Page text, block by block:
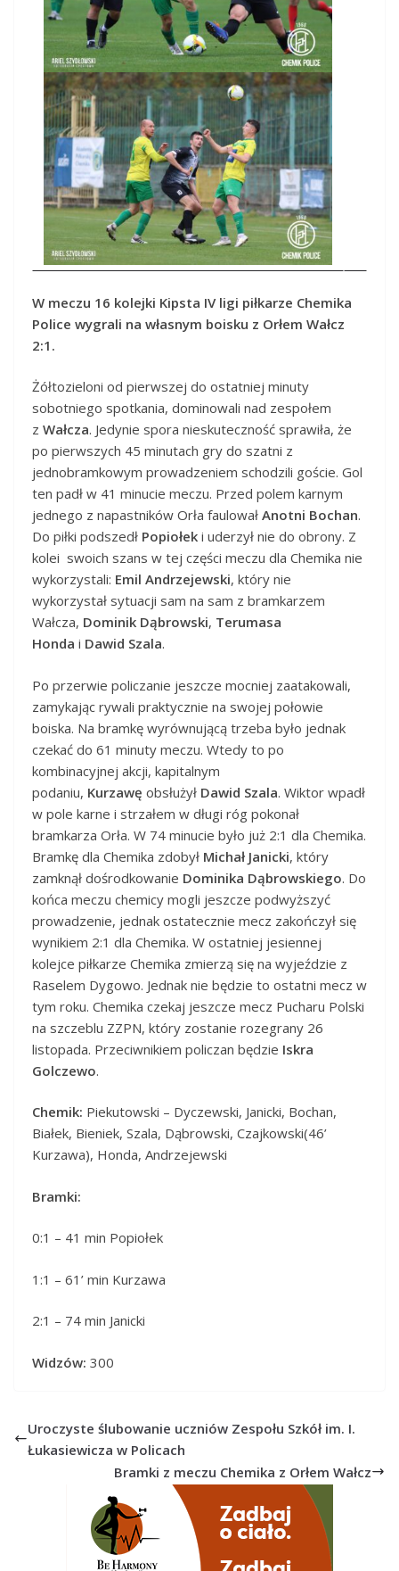
W meczu 16 kolejki Kipsta IV ligi piłkarze Chemika
Police wygrali na własnym boisku z Orłem Wałcz
2:1.
Żółtozieloni od pierwszej do ostatniej minuty
sobotniego spotkania, dominowali nad zespołem
z Wałcza. Jedynie spora nieskuteczność sprawiła, że
po pierwszych 45 minutach gry do szatni z
jednobramkowym prowadzeniem schodzili goście. Gol
ten padł w 41 minucie meczu. Przed polem karnym
jednego z napastników Orła faulował Anotni Bochan.
Do piłki podszedł Popiołek i uderzył nie do obrony. Z
kolei swoich szans w tej części meczu dla Chemika nie
wykorzystali: Emil Andrzejewski, który nie
wykorzystał sytuacji sam na sam z bramkarzem
Wałcza, Dominik Dąbrowski, Terumasa
Honda i Dawid Szala.
Po przerwie policzanie jeszcze mocniej zaatakowali,
zamykając rywali praktycznie na swojej połowie
boiska. Na bramkę wyrównującą trzeba było jednak
czekać do 61 minuty meczu. Wtedy to po
kombinacyjnej akcji, kapitalnym
podaniu, Kurzawę obsłużył Dawid Szala. Wiktor wpadł
w pole karne i strzałem w długi róg pokonał
bramkarza Orła. W 74 minucie było już 2:1 dla Chemika.
Bramkę dla Chemika zdobył Michał Janicki, który
zamknął dośrodkowanie Dominika Dąbrowskiego. Do
końca meczu chemicy mogli jeszcze podwyższyć
prowadzenie, jednak ostatecznie mecz zakończył się
wynikiem 2:1 dla Chemika. W ostatniej jesiennej
kolejce piłkarze Chemika zmierzą się na wyjeździe z
Raselem Dygowo. Jednak nie będzie to ostatni mecz w
tym roku. Chemika czekaj jeszcze mecz Pucharu Polski
na szczeblu ZZPN, który zostanie rozegrany 26
listopada. Przeciwnikiem policzan będzie Iskra
Golczewo.
Chemik: Piekutowski – Dyczewski, Janicki, Bochan,
Białek, Bieniek, Szala, Dąbrowski, Czajkowski(46’
Kurzawa), Honda, Andrzejewski
Bramki:
0:1 – 41 min Popiołek
1:1 – 61’ min Kurzawa
2:1 – 74 min Janicki
Widzów: 300
Uroczyste ślubowanie uczniów Zespołu Szkół im. I.
Łukasiewicza w Policach
Bramki z meczu Chemika z Orłem Wałcz